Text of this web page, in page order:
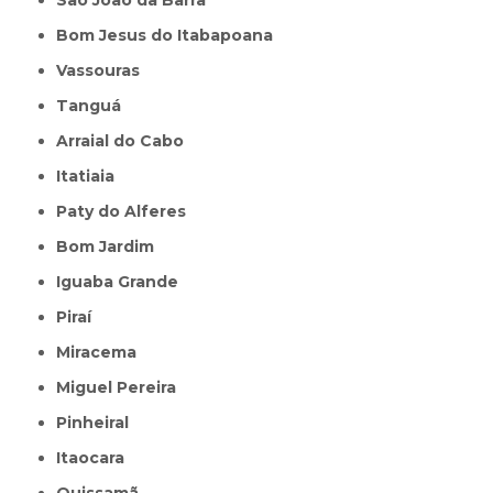
Bom Jesus do Itabapoana
Vassouras
Tanguá
Arraial do Cabo
Itatiaia
Paty do Alferes
Bom Jardim
Iguaba Grande
Piraí
Miracema
Miguel Pereira
Pinheiral
Itaocara